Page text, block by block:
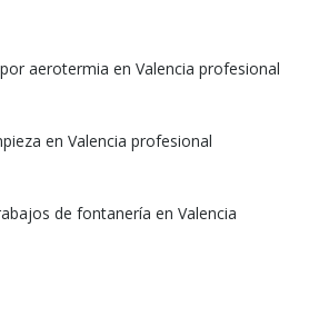
aerotermia en Valencia profesional
en Valencia profesional
de fontanería en Valencia